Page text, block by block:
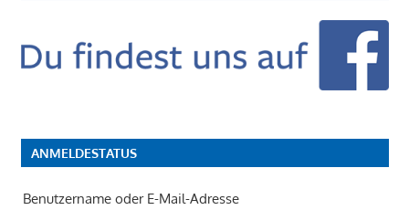
ANMELDESTATUS
Benutzername oder E-Mail-Adresse